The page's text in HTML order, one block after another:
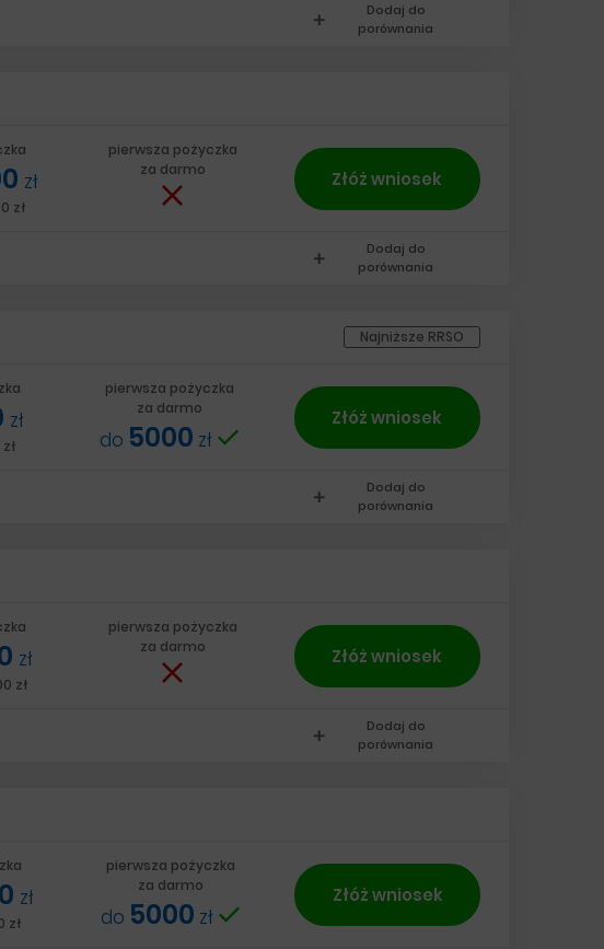
add
Dodaj do
porównania
zł
zł
pierwsza pożyczka
za darmo
Złóż wniosek
add
Dodaj do
porównania
Najniższe RRSO
zł
pierwsza pożyczka
za darmo
do 5000 zł
Złóż wniosek
add
Dodaj do
porównania
zł
zł
pierwsza pożyczka
za darmo
Złóż wniosek
add
Dodaj do
porównania
zł
zł
pierwsza pożyczka
za darmo
do 5000 zł
Złóż wniosek